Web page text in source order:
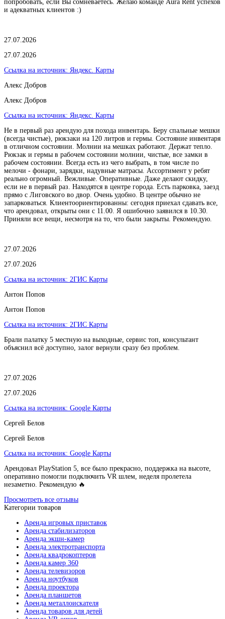
попробовать, если Вы сомневаетесь. Желаю команде Aura Rent успехов
и адекватных клиентов :)
27.07.2026
27.07.2026
Ссылка на источник: Яндекс. Карты
Алекс Добров
Алекс Добров
Ссылка на источник: Яндекс. Карты
Не в первый раз арендую для похода инвентарь. Беру спальные мешки
(всегда чистые), рюкзаки на 120 литров и гермы. Состояние инвентаря
в отличном состоянии. Молнии на мешках работают. Держат тепло.
Рюкзак и гермы в рабочем состоянии молнии, чистые, все замки в
рабочем состоянии. Всегда есть из чего выбрать, в том числе по
мелочи - фонари, зарядки, надувные матрасы. Ассортимент у ребят
реально огромный. Вежливые. Оперативные. Даже делают скидку,
если не в первый раз. Находятся в центре города. Есть парковка, заезд
прямо с Лиговского во двор. Очень удобно. В центре обычно не
запарковаться. Клиентоориентированны: сегодня приехал сдавать все,
что арендовал, открыты они с 11.00. Я ошибочно заявился в 10.30.
Приняли все вещи, несмотря на то, что были закрыты. Рекомендую.
27.07.2026
27.07.2026
Ссылка на источник: 2ГИС Карты
Антон Попов
Антон Попов
Ссылка на источник: 2ГИС Карты
Брали палатку 5 местную на выходные, сервис топ, консультант
объяснил всё доступно, залог вернули сразу без проблем.
27.07.2026
27.07.2026
Ссылка на источник: Google Карты
Сергей Белов
Сергей Белов
Ссылка на источник: Google Карты
Арендовал PlayStation 5, все было прекрасно, поддержка на высоте,
оперативно помогли подключить VR шлем, неделя пролетела
незаметно. Рекомендую 🔥
Просмотреть все отзывы
Категории товаров
Аренда игровых приставок
Аренда стабилизаторов
Аренда экшн-камер
Аренда электротранспорта
Аренда квадрокоптеров
Аренда камер 360
Аренда телевизоров
Аренда ноутбуков
Аренда проектора
Аренда планшетов
Аренда металлоискателя
Аренда товаров для детей